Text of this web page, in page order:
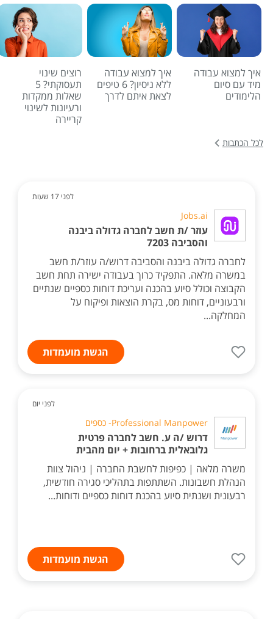
איך למצוא עבודה
מיד עם סיום
הלימודים
איך למצוא עבודה
ללא ניסיון? 6 טיפים
לצאת איתם לדרך
רוצים שינוי
תעסוקתי? 5
שאלות ממקדות
ורעיונות לשינוי
קריירה
לכל הכתבות
לפני 17 שעות
Jobs.ai
עוזר /ת חשב לחברה גדולה ביבנה
והסביבה 7203
לחברה גדולה ביבנה והסביבה דרוש/ה עוזר/ת חשב
במשרה מלאה. התפקיד כרוך בעבודה ישירה תחת חשב
הקבוצה וכולל סיוע בהכנה ועריכת דוחות כספיים שנתיים
ורבעוניים, דוחות מס, בקרת הוצאות ופיקוח על
המחלקה...
הגשת מועמדות
לפני יום
Professional Manpower- כספים
דרוש /ה ע. חשב לחברה פרטית
גלובאלית ברחובות + יום מהבית
משרה מלאה | כפיפות לחשבת החברה | ניהול צוות
הנהלת חשבונות. השתתפות בתהליכי סגירה חודשית,
רבעונית ושנתית סיוע בהכנת דוחות כספיים ודוחות...
הגשת מועמדות